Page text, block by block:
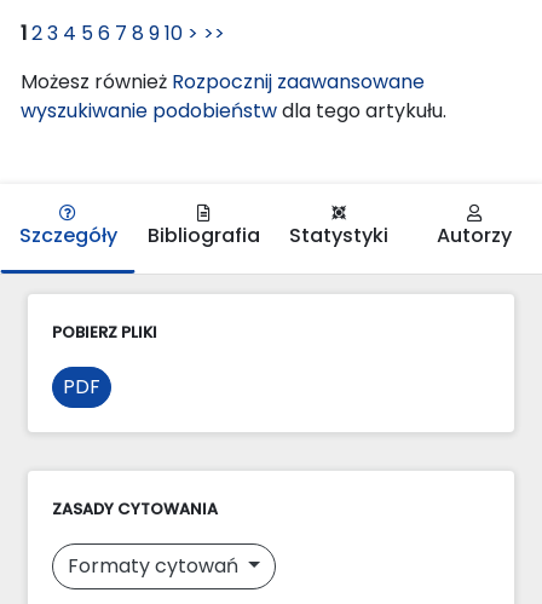
123 4 56 7 8910 > >>
Możesz również Rozpocznij zaawansowane
wyszukiwanie podobieństwdla tego artykułu.
Szczegóły Bibliografia Statystyki Autorzy
POBIERZ PLIKI
PDF
ZASADY CYTOWANIA
Formaty cytowań